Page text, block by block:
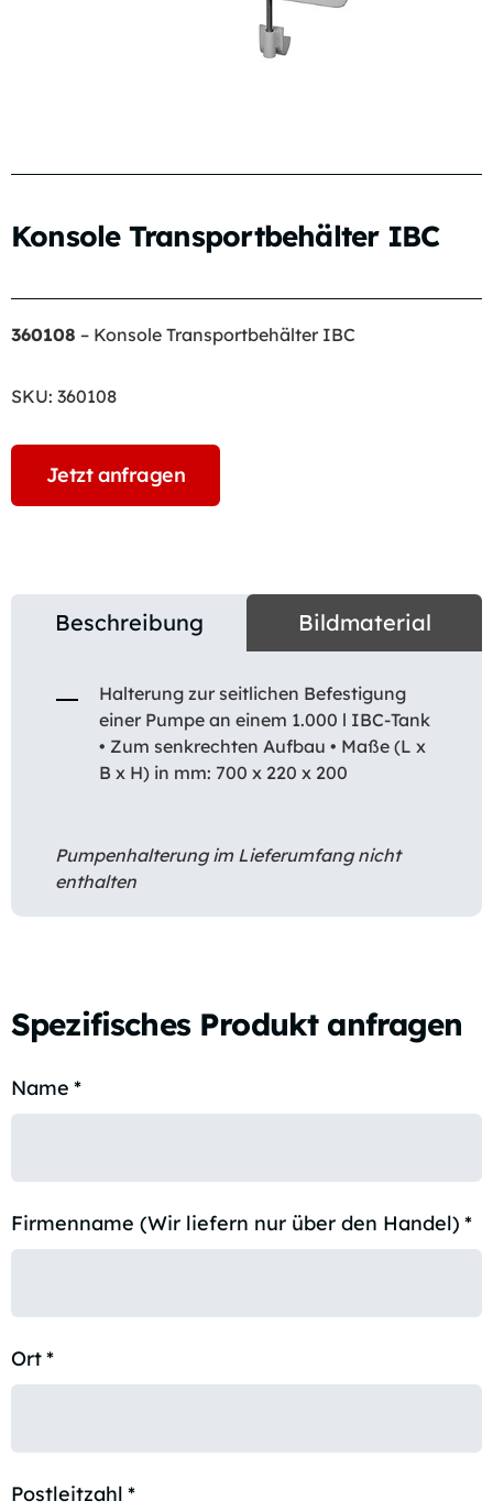
Konsole Transportbehälter IBC
360108 – Konsole Transportbehälter IBC
SKU: 360108
Jetzt anfragen
Beschreibung Bildmaterial
Halterung zur seitlichen Befestigung
einer Pumpe an einem 1.000 l IBC-Tank
• Zum senkrechten Aufbau • Maße (L x
B x H) in mm: 700 x 220 x 200
Pumpenhalterung im Lieferumfang nicht
enthalten
Spezifisches Produkt anfragen
Name *
Firmenname (Wir liefern nur über den Handel) *
Ort*
Postleitzahl *